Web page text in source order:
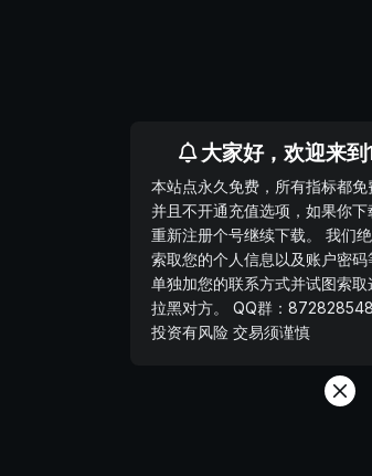
大家好，欢迎来
本站点永久免费，所有指标都免
并且不开通充值选项，如果你
重新注册个号继续下载。 我们
索取您的个人信息以及账户密
单独加您的联系方式并试图索
拉黑对方。 QQ群：
投资有风险 交易须谨慎